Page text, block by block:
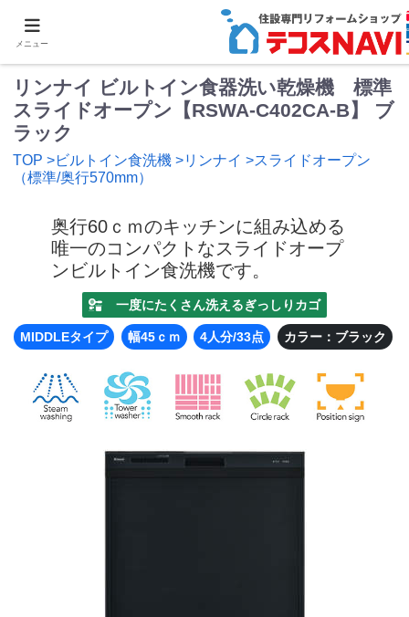
0
リンナイ ビルトイン食器洗い乾燥機 標準
スライドオープン【RSWA-C402CA-B】 ブ
ラック
TOP >ビルトイン食洗機 >リンナイ >スライドオープン
（標準/奥行570mm）
奥行60ｃｍのキッチンに組み込める
唯一のコンパクトなスライドオープ
ンビルトイン食洗機です。
一度にたくさん洗えるぎっしりカゴ
MIDDLEタイプ 幅45ｃｍ 4人分/33点 カラー：ブラック
メニュー